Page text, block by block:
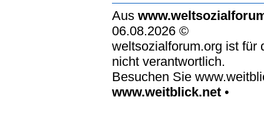
Aus
06.08.2026 ©
weltsozialforum.org ist für
nicht verantwortlich.
Besuchen Sie
www.weitblick.net •